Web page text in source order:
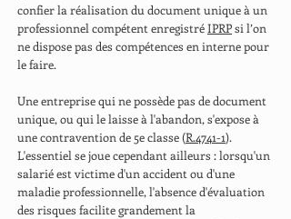
confier la réalisation du document unique à un
professionnel compétent enregistréIPRPsi l’on
ne dispose pas des compétences en interne pour
le faire.
Une entreprise qui ne possède pas de document
unique, ou qui le laisse à l'abandon, s'expose à
une contravention de 5e classe (R.4741-1).
L'essentiel se joue cependant ailleurs : lorsqu'un
salarié est victime d'un accident ou d'une
maladie professionnelle, l'absence d'évaluation
des risques facilite grandement la